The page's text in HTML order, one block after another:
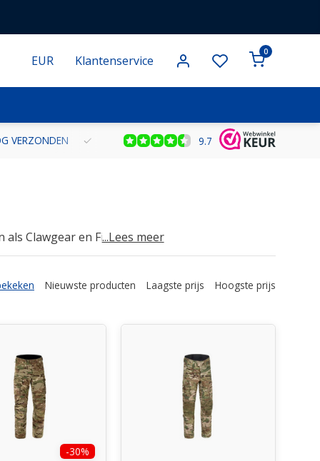
EUR Klantenservice
0
VERZONDEN GRATIS VERZENDING VANAF € 100 BINNEN
9.7
Clawgear en First Tactical.
...Lees meer
Nieuwste producten Laagste prijs Hoogste prijs
-30%